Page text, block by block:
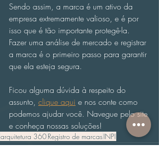
Sendo assim, a marca é um ativo da
empresa extremamente valioso, e é por
isso que é tão importante protegê-la.
Fazer uma análise de mercado e registrar
a marca é o primeiro passo para garantir
que ela esteja segura.
Ficou alguma dúvida à respeito do
assunto, clique aqui e nos conte como
podemos ajudar você. Navegue pelo site
e conheça nossas soluções!
arquitetura 360Registro de marcasINPI